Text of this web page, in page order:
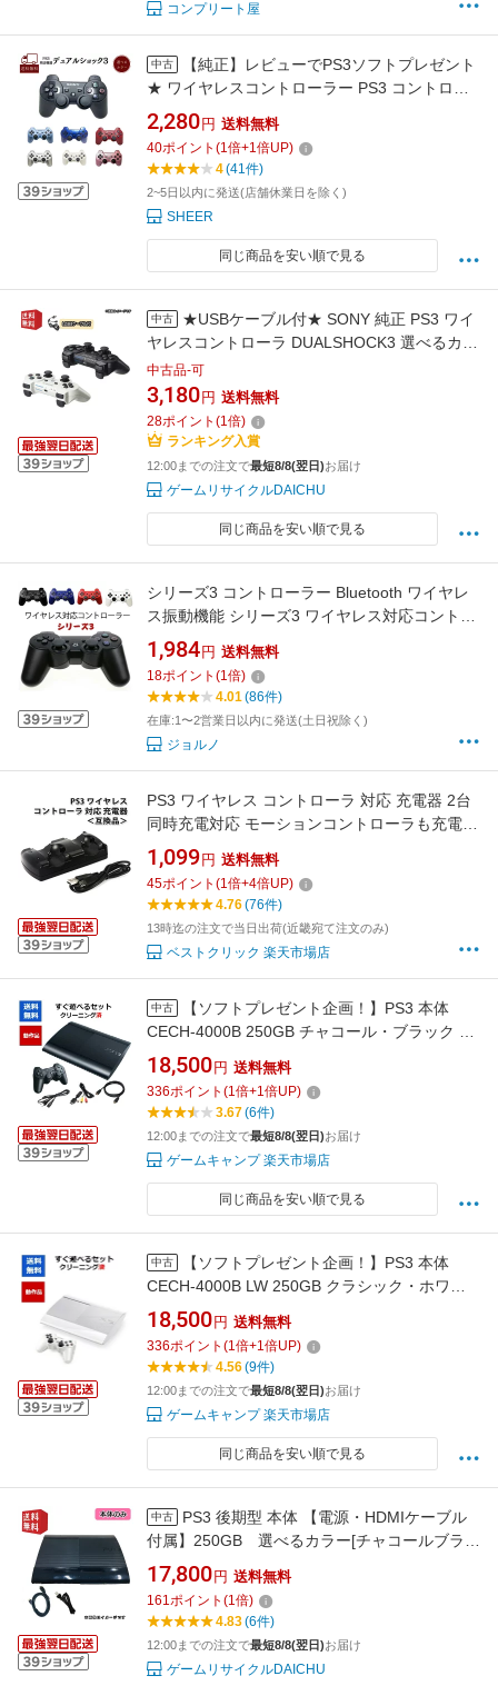
コンプリート屋
中古
【純正】レビューでPS3ソフトプレゼント
★ ワイヤレスコントローラー PS3 コントロー
ラー デュアルショック3 SONY PlayStation3 プ
レイステーション3 プレステ3 DUALSHOCK3
SIXAXIS 選べるカラー プレステ 送料無料 保証
2,280 円 送料無料
40ポイント (1倍+1倍UP)
4(41件)
2~5日以内に発送(店舗休業日を除く)
SHEER
同じ商品を安い順で見る
中古
★USBケーブル付★ SONY 純正 PS3 ワイ
ヤレスコントローラ DUALSHOCK3 選べるカラ
ー2色 プレステ3 ブラック ホワイト ソニー
playstation3 リモコン
中古品-可
3,180 円 送料無料
28ポイント (1倍)
ランキング入賞
12:00までの注文で最短8/8(翌日)お届け
ゲームリサイクルDAICHU
同じ商品を安い順で見る
シリーズ3 コントローラー Bluetooth ワイヤレ
ス振動機能 シリーズ3 ワイヤレス対応コントロ
ーラー 人間工学 高耐久ボタン コントローラー
ワイヤレス Bluetooth接続
1,984 円 送料無料
18ポイント (1倍)
4.01(86件)
在庫:1〜2営業日以内に発送(土日祝除く)
ジョルノ
PS3 ワイヤレス コントローラ 対応 充電器 2台
同時充電対応 モーションコントローラも充電可
能 プレステ3 対応 ＜互換品＞ |L
1,099 円 送料無料
45ポイント (1倍+4倍UP)
4.76(76件)
13時迄の注文で当日出荷(近畿宛て注文のみ)
ベストクリック 楽天市場店
中古
【ソフトプレゼント企画！】PS3 本体
CECH-4000B 250GB チャコール・ブラック す
ぐに遊べるセット HDMIケーブル付き【中古】
【ソフトプレゼントの詳細は商品説明の画像を
クリック！】
18,500 円 送料無料
336ポイント (1倍+1倍UP)
3.67(6件)
12:00までの注文で最短8/8(翌日)お届け
ゲームキャンプ 楽天市場店
同じ商品を安い順で見る
中古
【ソフトプレゼント企画！】PS3 本体
CECH-4000B LW 250GB クラシック・ホワイ
ト すぐに遊べるセット HDMIケーブル付き【中
古】【ソフトプレゼントの詳細は商品説明の画
像をクリック！】
18,500 円 送料無料
336ポイント (1倍+1倍UP)
4.56(9件)
12:00までの注文で最短8/8(翌日)お届け
ゲームキャンプ 楽天市場店
同じ商品を安い順で見る
中古
PS3 後期型 本体 【電源・HDMIケーブル
付属】250GB 選べるカラー[チャコールブラッ
ク/クラシックホワイト]PlayStation 3 プレイス
テーション3 (CECH-4000シリーズ)
17,800 円 送料無料
161ポイント (1倍)
4.83(6件)
12:00までの注文で最短8/8(翌日)お届け
ゲームリサイクルDAICHU